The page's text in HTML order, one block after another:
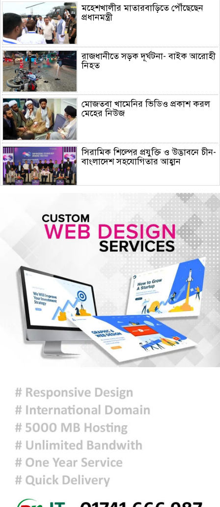
মহেশখালীর মাতারবাড়িতে পৌঁছেছেন
প্রধানমন্ত্রী
রাজধানীতে সড়ক দূর্ঘটনা- বাইক আরোহী
নিহত
মোজতবা খামেনির ভিডিও প্রকাশ করল
মেহের নিউজ
সিরামিক শিল্পের প্রযুক্তি ও উদ্ভাবনে চীন-
বাংলাদেশ সহযোগিতার আহ্বান
দেশ ও মানুষের কল্যাণে দায়িত্বশীলতার
সঙ্গে কাজ করতে ইউএনওদের প্রতি আহ্বান
প্রধানমন্ত্রীর
ঢাকার আকাশ আংশিক মেঘলা থাকতে
আজকের রাশিফল
চিকিৎসক সমাবেশের উদ্বোধন করলেন
প্রধানমন্ত্রী
বোমা হামলার আশঙ্কায় দেশজুড়ে
সতর্কতা, পুলিশ বলছে ‘গুজব’
অদ্ভুত উল্টোবিচার: ভূক্তভোগীকে টিসি
দিল স্কুল! অভিযুক্ত পেল মাফ!